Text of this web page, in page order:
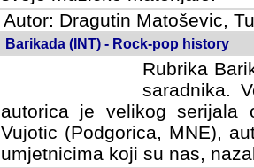
Autor: Dragutin Matoševic,
Barikada (INT) - Rock-pop history
Rubrika
saradnika.
autorica je velikog serijala
Vujotic (Podgorica, MNE),
umjetnicima koji su nas,